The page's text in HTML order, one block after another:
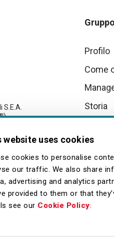
website uses cookies
cookies to personalise
our traffic. We also share
advertising and analytics
provided to them or that
see our Cookie Policy.
up
Gruppo
Profilo
Come
Storia
Quality